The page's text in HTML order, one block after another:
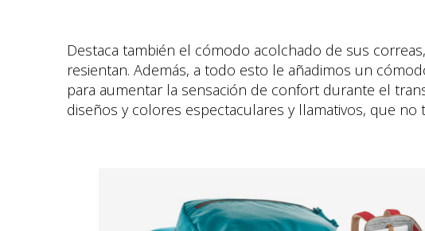
Destaca también el cómodo acolchado de sus
resientan. Además, a todo esto le añadimos un
para aumentar la sensación de confort durante el
diseños y colores espectaculares y llamativos, que no